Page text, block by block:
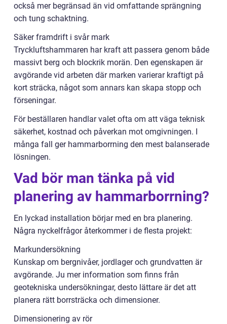
också mer begränsad än vid omfattande sprängning
och tung schaktning.
Säker framdrift i svår mark
Tryckluftshammaren har kraft att passera genom både
massivt berg och blockrik morän. Den egenskapen är
avgörande vid arbeten där marken varierar kraftigt på
kort sträcka, något som annars kan skapa stopp och
förseningar.
För beställaren handlar valet ofta om att väga teknisk
säkerhet, kostnad och påverkan mot omgivningen. I
många fall ger hammarborrning den mest balanserade
lösningen.
Vad bör man tänka på vid
planering av hammarborrning?
En lyckad installation börjar med en bra planering.
Några nyckelfrågor återkommer i de flesta projekt:
Markundersökning
Kunskap om bergnivåer, jordlager och grundvatten är
avgörande. Ju mer information som finns från
geotekniska undersökningar, desto lättare är det att
planera rätt borrsträcka och dimensioner.
Dimensionering av rör